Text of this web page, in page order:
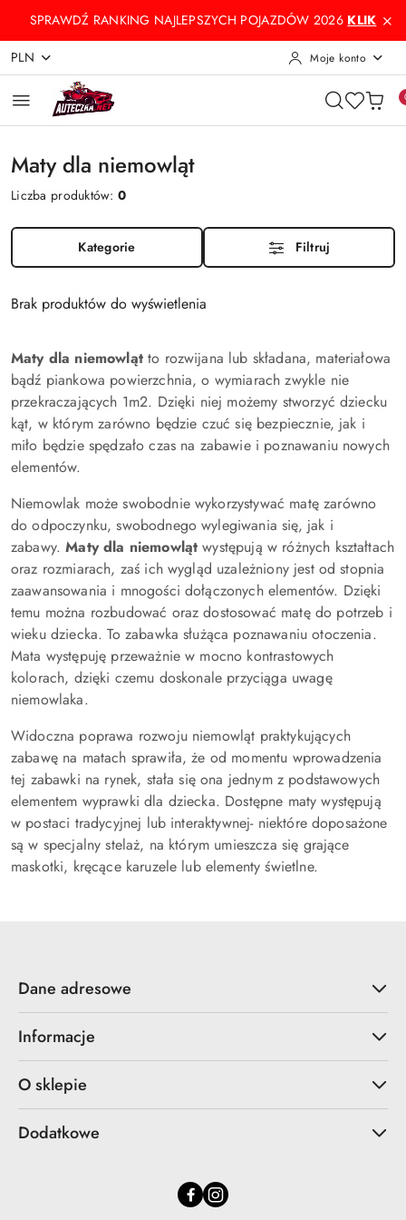
Przejdź do treści głównej
Przejdź do wyszukiwarki
Przejdź do moje konto
Przejdź do menu głównego
Przejdź do stopki
SPRAWDŹ RANKING NAJLEPSZYCH POJAZDÓW 2026 KLIK
PLN Moje konto
Maty dla niemowląt
Liczba produktów:0
Kategorie Filtruj
Brak produktów do wyświetlenia
Maty dla niemowlątto rozwijana lub składana, materiałowa
bądź piankowa powierzchnia, o wymiarach zwykle nie
przekraczających 1m2. Dzięki niej możemy stworzyć dziecku
kąt, w którym zarówno będzie czuć się bezpiecznie, jak i
miło będzie spędzało czas na zabawie i poznawaniu nowych
elementów.
Niemowlak może swobodnie wykorzystywać matę zarówno
do odpoczynku, swobodnego wylegiwania się, jak i
zabawy.Maty dla niemowląt występują w różnych kształtach
oraz rozmiarach, zaś ich wygląd uzależniony jest od stopnia
zaawansowania i mnogości dołączonych elementów. Dzięki
temu można rozbudować oraz dostosować matę do potrzeb i
wieku dziecka. To zabawka służąca poznawaniu otoczenia.
Mata występuję przeważnie w mocno kontrastowych
kolorach, dzięki czemu doskonale przyciąga uwagę
niemowlaka.
Widoczna poprawa rozwoju niemowląt praktykujących
zabawę na matach sprawiła, że od momentu wprowadzenia
tej zabawki na rynek, stała się ona jednym z podstawowych
elementem wyprawki dla dziecka. Dostępne maty występują
w postaci tradycyjnej lub interaktywnej- niektóre doposażone
są w specjalny stelaż, na którym umieszcza się grające
maskotki, kręcące karuzele lub elementy świetlne.
Dane adresowe
Informacje
O sklepie
Dodatkowe